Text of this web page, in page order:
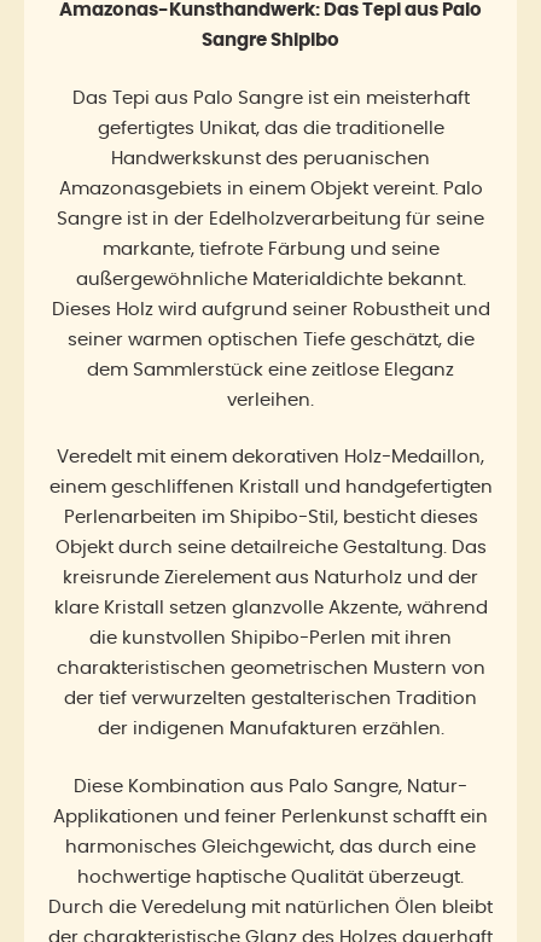
Amazonas-Kunsthandwerk: Das Tepi aus Palo
Sangre Shipibo
Das Tepi aus Palo Sangre ist ein meisterhaft
gefertigtes Unikat, das die traditionelle
Handwerkskunst des peruanischen
Amazonasgebiets in einem Objekt vereint. Palo
Sangre ist in der Edelholzverarbeitung für seine
markante, tiefrote Färbung und seine
außergewöhnliche Materialdichte bekannt.
Dieses Holz wird aufgrund seiner Robustheit und
seiner warmen optischen Tiefe geschätzt, die
dem Sammlerstück eine zeitlose Eleganz
verleihen.
Veredelt mit einem dekorativen Holz-Medaillon,
einem geschliffenen Kristall und handgefertigten
Perlenarbeiten im Shipibo-Stil, besticht dieses
Objekt durch seine detailreiche Gestaltung. Das
kreisrunde Zierelement aus Naturholz und der
klare Kristall setzen glanzvolle Akzente, während
die kunstvollen Shipibo-Perlen mit ihren
charakteristischen geometrischen Mustern von
der tief verwurzelten gestalterischen Tradition
der indigenen Manufakturen erzählen.
Diese Kombination aus Palo Sangre, Natur-
Applikationen und feiner Perlenkunst schafft ein
harmonisches Gleichgewicht, das durch eine
hochwertige haptische Qualität überzeugt.
Durch die Veredelung mit natürlichen Ölen bleibt
der charakteristische Glanz des Holzes dauerhaft